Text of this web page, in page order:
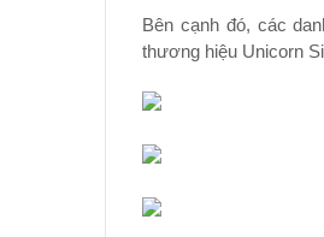
Bên cạnh đó, các
thương hiệu Unicorn